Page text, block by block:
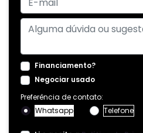
Financiamento?
Negociar usado
Preferência de contato:
Whatsapp
Telefone